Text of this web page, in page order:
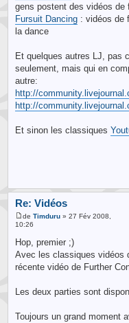
gens postent des vidéos de
Fursuit Dancing : vidéos de
la dance
Et quelques autres LJ, pas
seulement, mais qui en
autre:
http://
http://
Et sinon les classiques
Re: Vidéos
deTimduru » 27 Fév 2008,
10:26
Hop, premier ;)
Avec les classiques vidéos
récente vidéo de Further
Les deux parties sont
Toujours un grand moment